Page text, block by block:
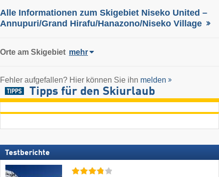
Alle Informationen zum Skigebiet Niseko United –
Annupuri/​Grand Hirafu/​Hanazono/​Niseko Village
Orte am Skigebiet mehr
Fehler aufgefallen? Hier können Sie ihn melden
Tipps für den Skiurlaub
Testberichte